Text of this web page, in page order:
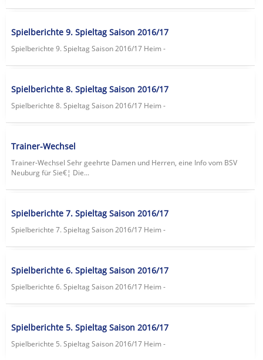
Spielberichte 9. Spieltag Saison 2016/17
Spielberichte 9. Spieltag Saison 2016/17 Heim -
Spielberichte 8. Spieltag Saison 2016/17
Spielberichte 8. Spieltag Saison 2016/17 Heim -
Trainer-Wechsel
Trainer-Wechsel Sehr geehrte Damen und Herren, eine Info vom BSV
Neuburg für Sie€¦ Die...
Spielberichte 7. Spieltag Saison 2016/17
Spielberichte 7. Spieltag Saison 2016/17 Heim -
Spielberichte 6. Spieltag Saison 2016/17
Spielberichte 6. Spieltag Saison 2016/17 Heim -
Spielberichte 5. Spieltag Saison 2016/17
Spielberichte 5. Spieltag Saison 2016/17 Heim -